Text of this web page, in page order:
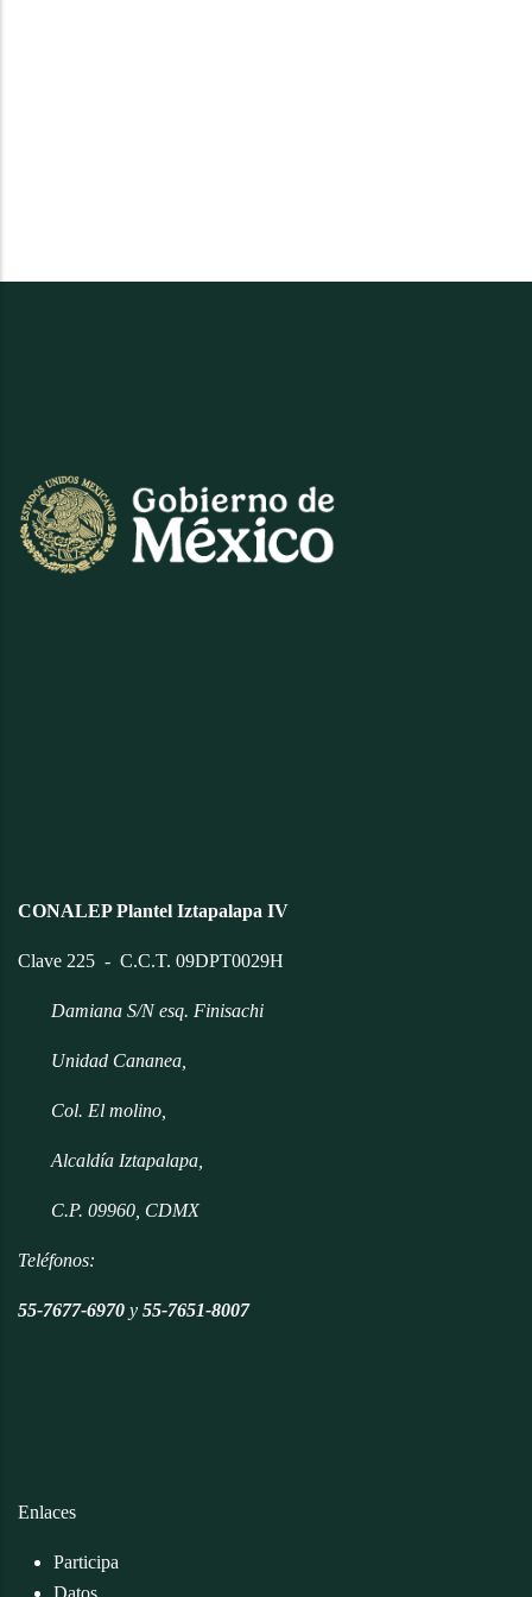
CONALEP Plantel Iztapalapa IV
Clave 225 - C.C.T. 09DPT0029H
Damiana S/N esq. Finisachi
Unidad Cananea,
Col. El molino,
Alcaldía Iztapalapa,
C.P. 09960, CDMX
Teléfonos:
55-7677-6970 y 55-7651-8007
Enlaces
Participa
Datos